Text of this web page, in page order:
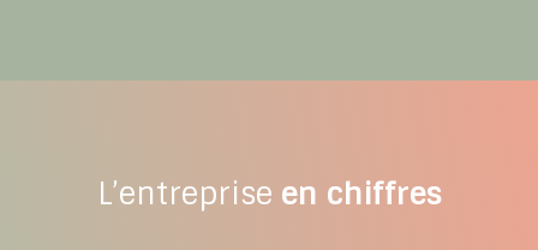
L’entreprise en chiffres